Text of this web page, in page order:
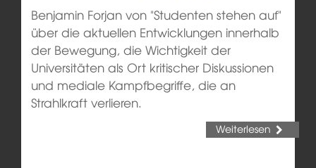
Benjamin Forjan von "Studenten stehen auf"
über die aktuellen Entwicklungen innerhalb
der Bewegung, die Wichtigkeit der
Universitäten als Ort kritischer Diskussionen
und mediale Kampfbegriffe, die an
Strahlkraft verlieren.
Weiterlesen